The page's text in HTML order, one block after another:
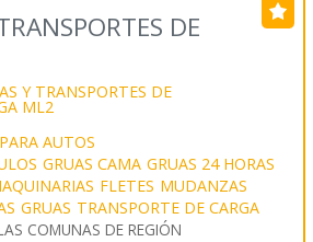
DE
AUTOS
GRUAS CAMA GRUAS 24 HORAS
FLETES MUDANZAS
GRUAS TRANSPORTE DE CARGA
COMUNAS DE REGIÓN